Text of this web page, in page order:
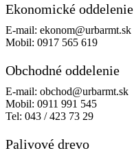
Ekonomické oddelenie
E-mail: ekonom@urbarmt.sk
Mobil: 0917 565 619
Obchodné oddelenie
E-mail: obchod@urbarmt.sk
Mobil: 0911 991 545
Tel: 043 / 423 73 29
Palivové drevo